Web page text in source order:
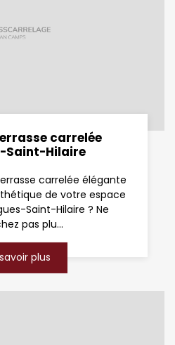
carrelée
Saint-Hilaire
carrelée élégante
de votre espace
Saint-Hilaire ? Ne
pas plu...
plus